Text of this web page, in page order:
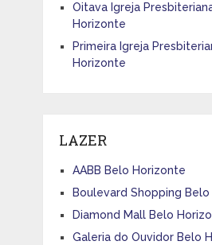
Oitava Igreja
Horizonte
Primeira Igreja
Horizonte
LAZER
AABB Belo Horizonte
Boulevard Shopping
Diamond Mall Belo
Galeria do Ouvidor Belo